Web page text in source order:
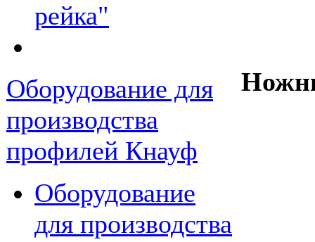
рейка"
Оборудование для
производства
профилей Кнауф
Оборудование
для производства